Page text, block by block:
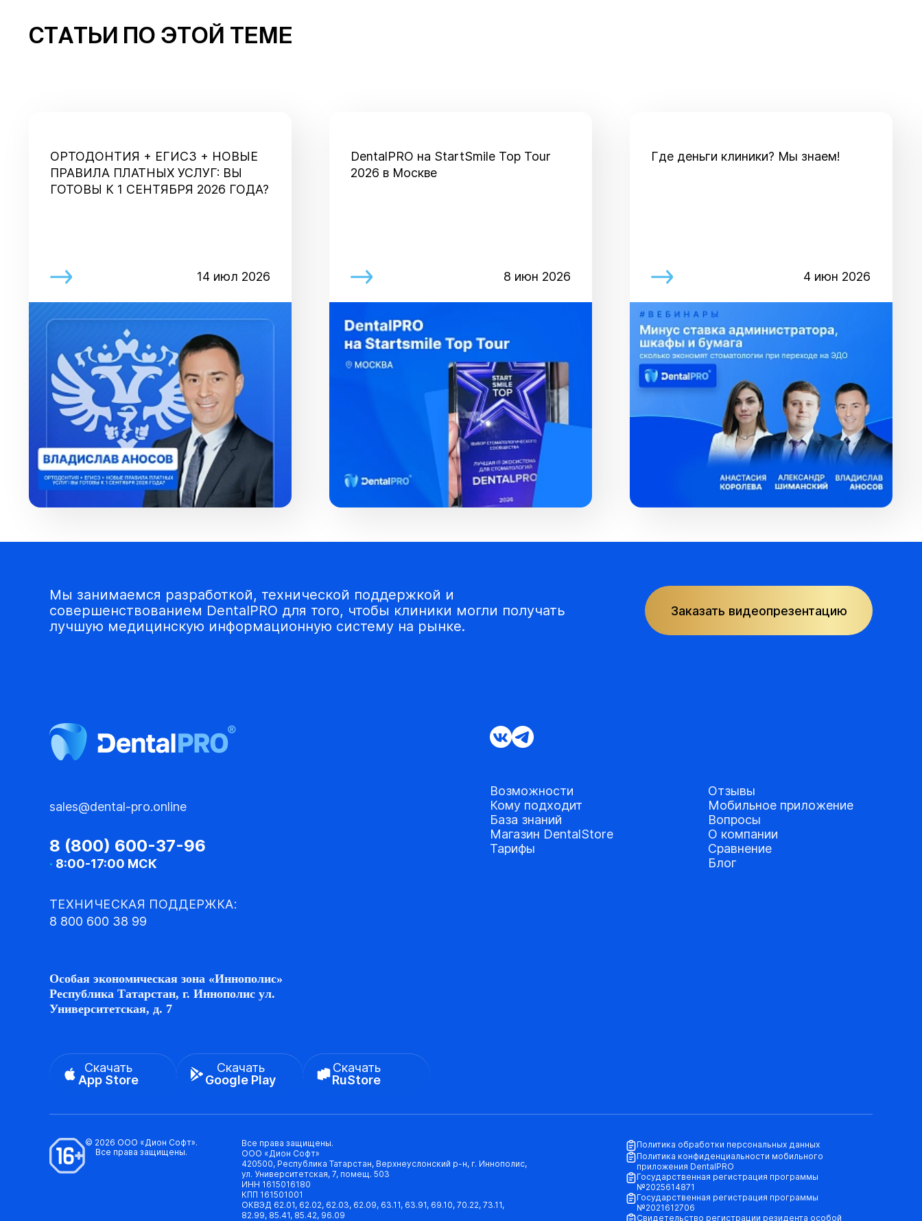
СТАТЬИ ПО ЭТОЙ ТЕМЕ
ОРТОДОНТИЯ + ЕГИСЗ + НОВЫЕ
ПРАВИЛА ПЛАТНЫХ УСЛУГ: ВЫ
ГОТОВЫ К 1 СЕНТЯБРЯ 2026 ГОДА?
14 июл 2026
DentalPRO на StartSmile Top Tour
2026 в Москве
8 июн 2026
Где деньги клиники? Мы знаем!
4 июн 2026
Мы занимаемся разработкой, технической поддержкой и
совершенствованием DentalPRO для того, чтобы клиники могли получать
лучшую медицинскую информационную систему на рынке.
Заказать видеопрезентацию
sales@dental-pro.online
8 (800) 600-37-96
· 8:00-17:00 МСК
ТЕХНИЧЕСКАЯ ПОДДЕРЖКА:
8 800 600 38 99
Особая экономическая зона «Иннополис»
Республика Татарстан, г. Иннополис ул.
Университетская, д. 7
Скачать
App Store
Скачать
Google Play
Скачать
RuStore
Возможности
Кому подходит
База знаний
Магазин DentalStore
Тарифы
Отзывы
Мобильное приложение
Вопросы
О компании
Сравнение
Блог
© 2026 ООО «Дион Софт».
Все права защищены.
Все права защищены.
ООО «Дион Софт»
420500, Республика Татарстан, Верхнеуслонский р-н, г. Иннополис,
ул. Университетская, 7, помещ. 503
ИНН 1615016180
КПП 161501001
ОКВЭД 62.01, 62.02, 62.03, 62.09, 63.11, 63.91, 69.10, 70.22, 73.11,
82.99, 85.41, 85.42, 96.09
Политика обработки персональных данных
Политика конфиденциальности мобильного
приложения DentalPRO
Государственная регистрация программы
№2025614871
Государственная регистрация программы
№2021612706
Свидетельство регистрации резидента особой